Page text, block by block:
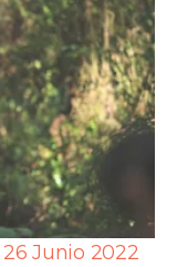
Junio 2022